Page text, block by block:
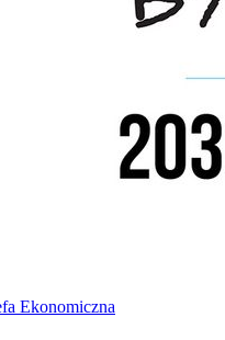
Ekonomiczna